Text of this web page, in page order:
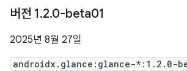
버전 1.2.0-beta01
2025년 8월 27일
androidx.glance:glance-*:1.2.0-